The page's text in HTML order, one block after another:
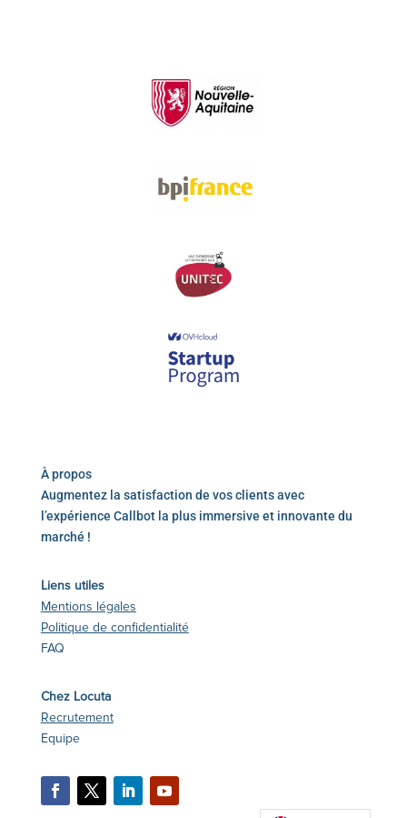
À propos
Augmentez la satisfaction de vos clients avec
l’expérience Callbot la plus immersive et innovante du
marché !
Liens utiles
Mentions légales
Politique de confidentialité
FAQ
Chez Locuta
Recrutement
Equipe